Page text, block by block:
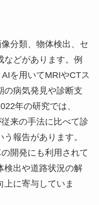
分類、物体検出、セ
などがあります。例
を用いてMRIやCTス
の病気発見や診断支
年の研究では、
来の手法に比べて診
報告があります。
開発にも利用されて
検出や道路状況の解
に寄与していま